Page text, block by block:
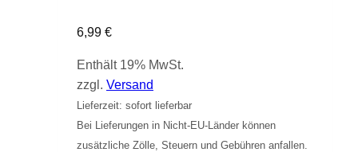
6,99 €
Enthält 19% MwSt.
zzgl. Versand
Lieferzeit: sofort lieferbar
Bei Lieferungen in Nicht-EU-Länder können
zusätzliche Zölle, Steuern und Gebühren anfallen.